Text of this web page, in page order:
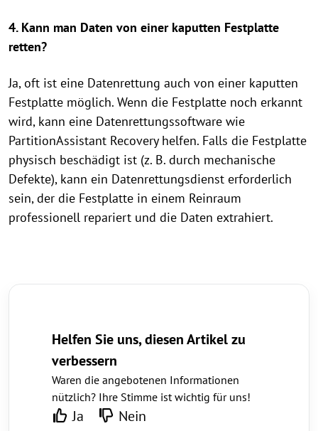
4. Kann man Daten von einer kaputten Festplatte
retten?
Ja, oft ist eine Datenrettung auch von einer kaputten
Festplatte möglich. Wenn die Festplatte noch erkannt
wird, kann eine Datenrettungssoftware wie
PartitionAssistant Recovery helfen. Falls die Festplatte
physisch beschädigt ist (z. B. durch mechanische
Defekte), kann ein Datenrettungsdienst erforderlich
sein, der die Festplatte in einem Reinraum
professionell repariert und die Daten extrahiert.
Helfen Sie uns, diesen Artikel zu
verbessern
Waren die angebotenen Informationen
nützlich? Ihre Stimme ist wichtig für uns!
Ja Nein